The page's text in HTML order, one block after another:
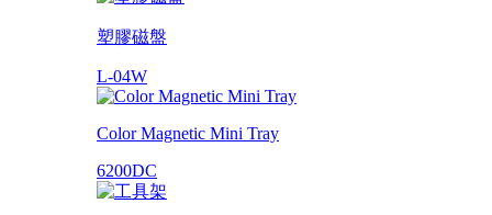
塑膠磁盤
L-04W
Color Magnetic Mini Tray
6200DC